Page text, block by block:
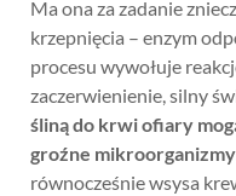
Ma ona za zadanie
krzepnięcia – enzym
procesu wywołuje
zaczerwienienie, silny
śliną do krwi ofiary
groźne mikroorganizmy
równocześnie wsysa